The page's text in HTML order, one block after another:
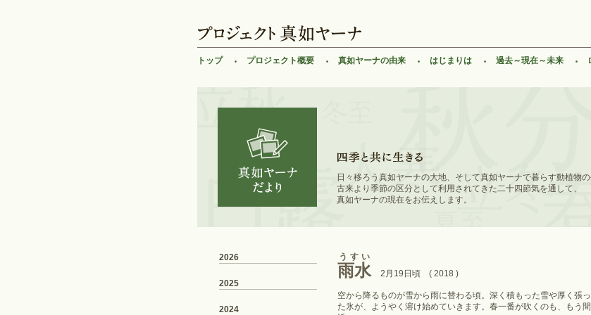
トップ プロジェクト概要 真如ヤーナの由来 はじまりは 過去～現在～未来
日々移ろう真如ヤーナの大地、そして真如ヤーナで暮らす動植物の
古来より季節の区分として利用されてきた二十四節気を通して、
真如ヤーナの現在をお伝えします。
雨水
うすい
2月19日頃 ( 2018 )
空から降るものが雪から雨に替わる頃。深く積もった雪や厚く張っ
た氷が、ようやく溶け始めていきます。春一番が吹くのも、もう間
2026
2025
2024